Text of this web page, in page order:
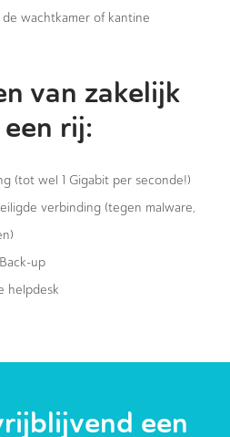
wachtkamer of kantine
van zakelijk
rij:
(tot wel 1 Gigabit per seconde!)
verbinding (tegen malware,
up
helpdesk
een